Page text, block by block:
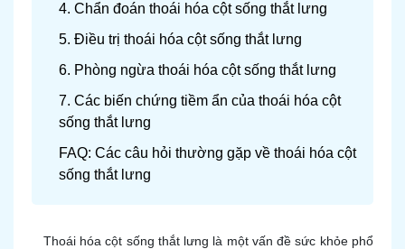
4. Chẩn đoán thoái hóa cột sống thắt lưng
5. Điều trị thoái hóa cột sống thắt lưng
6. Phòng ngừa thoái hóa cột sống thắt lưng
7. Các biến chứng tiềm ẩn của thoái hóa cột
sống thắt lưng
FAQ: Các câu hỏi thường gặp về thoái hóa cột
sống thắt lưng
Thoái hóa cột sống thắt lưng là một vấn đề sức khỏe phổ